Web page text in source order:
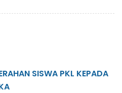
SISWA PKL KEPADA